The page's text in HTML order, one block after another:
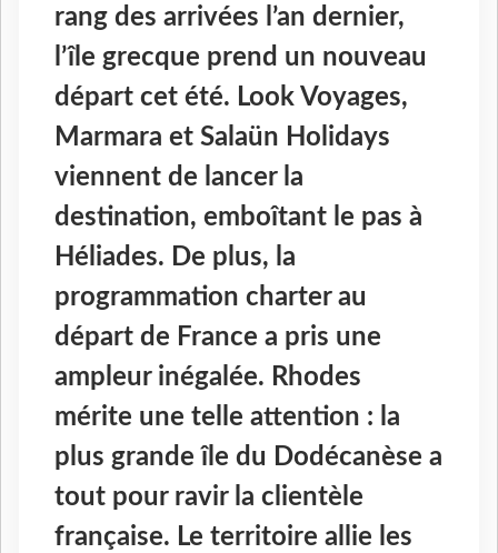
rang des arrivées l’an dernier,
l’île grecque prend un nouveau
départ cet été. Look Voyages,
Marmara et Salaün Holidays
viennent de lancer la
destination, emboîtant le pas à
Héliades. De plus, la
programmation charter au
départ de France a pris une
ampleur inégalée. Rhodes
mérite une telle attention : la
plus grande île du Dodécanèse a
tout pour ravir la clientèle
française. Le territoire allie les